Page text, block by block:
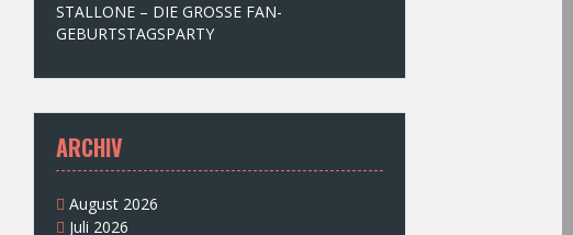
STALLONE – DIE GROSSE FAN-
GEBURTSTAGSPARTY
ARCHIV
August 2026
Juli 2026